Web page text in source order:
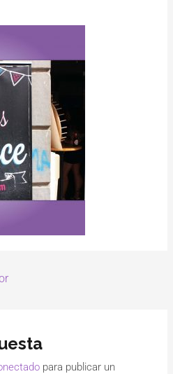
para publicar un